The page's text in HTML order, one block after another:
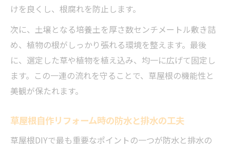
けを良くし、根腐れを防止します。
次に、土壌となる培養土を厚さ数センチメートル敷き詰
め、植物の根がしっかり張れる環境を整えます。最後
に、選定した草や植物を植え込み、均一に広げて固定し
ます。この一連の流れを守ることで、草屋根の機能性と
美観が保たれます。
草屋根自作リフォーム時の防水と排水の工夫
草屋根DIYで最も重要なポイントの一つが防水と排水の